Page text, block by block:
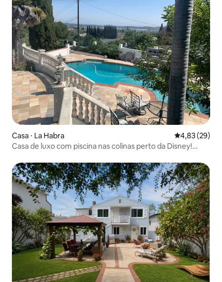
Casa ⋅ La Habra 4,83 de uma
4,83 (29)
Casa de luxo com piscina nas colinas perto da Disney!